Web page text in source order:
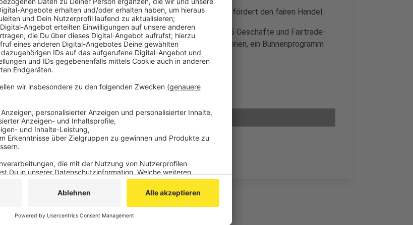
Seit 2011 trägt Aachen den Titel "Fairtrade-Stadt", das heißt, sie fördert den fairen Handel.
Unter dem Motto „So geht fair shoppen“ präsentieren sich rund 25 Geschäfte und Fairtrade-
Akteure der Einkaufsstadt Aachen. Außerdem gibt es Probieraktionen, ein Bühnenprogramm
sowie ein Fairtrade-Café und vegetarischen Imbiss.
Die Fairtrade.Messe geht von 11 bis 18 Uhr, der Eintritt ist frei.
©Stadt Aachen/Harald Beckers
Anzeige